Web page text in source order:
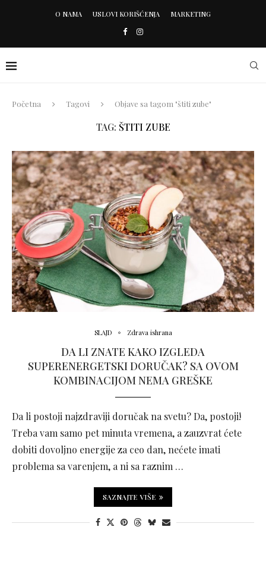
O NAMA USLOVI KORIŠĆENJA MARKETING
Početna Tagovi Objave sa tagom "štiti zube"
TAG: ŠTITI ZUBE
SLAJD Zdrava ishrana
DA LI ZNATE KAKO IZGLEDA
SUPERENERGETSKI DORUČAK? SA OVOM
KOMBINACIJOM NEMA GREŠKE
Da li postoji najzdraviji doručak na svetu? Da, postoji!
Treba vam samo pet minuta vremena, a zauzvrat ćete
dobiti dovoljno energije za ceo dan, nećete imati
problema sa varenjem, a ni sa raznim …
SAZNAJTE VIŠE